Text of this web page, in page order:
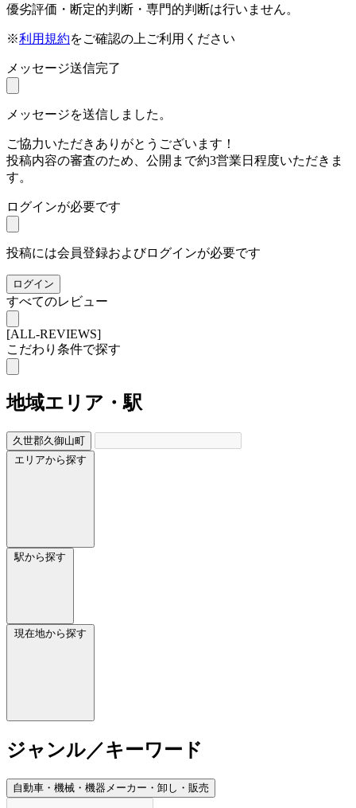
優劣評価・断定的判断・専門的判断は行いません。
※利用規約をご確認の上ご利用ください
メッセージ送信完了
メッセージを送信しました。
ご協力いただきありがとうございます！
投稿内容の審査のため、公開まで約3営業日程度いただきま
す。
ログインが必要です
投稿には会員登録およびログインが必要です
ログイン
すべてのレビュー
[ALL-REVIEWS]
こだわり条件で探す
地域エリア・駅
久世郡久御山町
エリアから探す
駅から探す
現在地から探す
ジャンル／キーワード
自動車・機械・機器メーカー・卸し・販売